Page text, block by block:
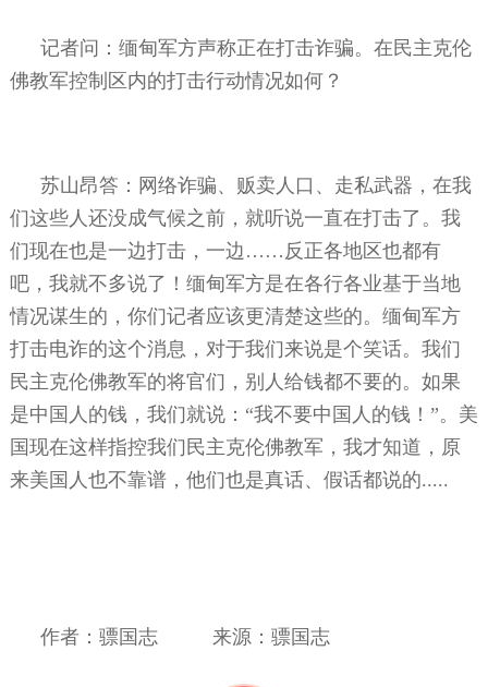
记者问：缅甸军方声称正在打击诈骗。在民主克伦
佛教军控制区内的打击行动情况如何？
苏山昂答：网络诈骗、贩卖人口、走私武器，在我
们这些人还没成气候之前，就听说一直在打击了。我
们现在也是一边打击，一边……反正各地区也都有
吧，我就不多说了！缅甸军方是在各行各业基于当地
情况谋生的，你们记者应该更清楚这些的。缅甸军方
打击电诈的这个消息，对于我们来说是个笑话。我们
民主克伦佛教军的将官们，别人给钱都不要的。如果
是中国人的钱，我们就说：“我不要中国人的钱！”。美
国现在这样指控我们民主克伦佛教军，我才知道，原
来美国人也不靠谱，他们也是真话、假话都说的.....
作者：骠国志 来源：骠国志